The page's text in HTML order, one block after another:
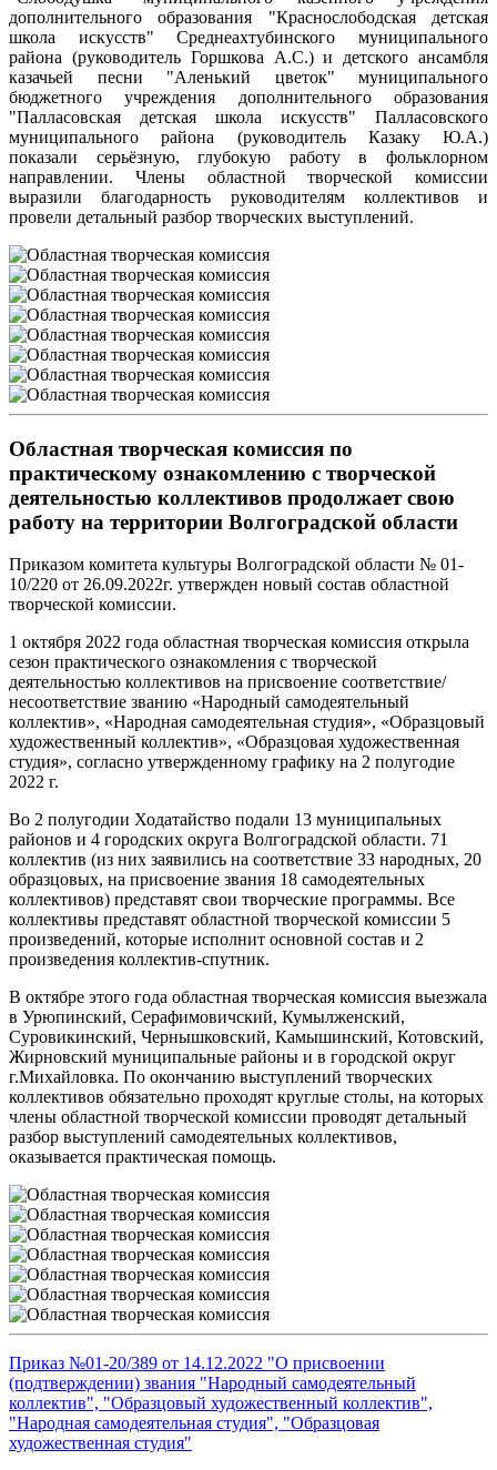
дополнительного образования "Краснослободская детская
школа искусств" Среднеахтубинского муниципального
района (руководитель Горшкова А.С.) и детского ансамбля
казачьей песни "Аленький цветок" муниципального
бюджетного учреждения дополнительного образования
"Палласовская детская школа искусств" Палласовского
муниципального района (руководитель Казаку Ю.А.)
показали серьёзную, глубокую работу в фольклорном
направлении. Члены областной творческой комиссии
выразили благодарность руководителям коллективов и
провели детальный разбор творческих выступлений.
Областная творческая комиссия по
практическому ознакомлению с творческой
деятельностью коллективов продолжает свою
работу на территории Волгоградской области
Приказом комитета культуры Волгоградской области № 01-
10/220 от 26.09.2022г. утвержден новый состав областной
творческой комиссии.
1 октября 2022 года областная творческая комиссия открыла
сезон практического ознакомления с творческой
деятельностью коллективов на присвоение соответствие/
несоответствие званию «Народный самодеятельный
коллектив», «Народная самодеятельная студия», «Образцовый
художественный коллектив», «Образцовая художественная
студия», согласно утвержденному графику на 2 полугодие
2022 г.
Во 2 полугодии Ходатайство подали 13 муниципальных
районов и 4 городских округа Волгоградской области. 71
коллектив (из них заявились на соответствие 33 народных, 20
образцовых, на присвоение звания 18 самодеятельных
коллективов) представят свои творческие программы. Все
коллективы представят областной творческой комиссии 5
произведений, которые исполнит основной состав и 2
произведения коллектив-спутник.
В октябре этого года областная творческая комиссия выезжала
в Урюпинский, Серафимовичский, Кумылженский,
Суровикинский, Чернышковский, Камышинский, Котовский,
Жирновский муниципальные районы и в городской округ
г.Михайловка. По окончанию выступлений творческих
коллективов обязательно проходят круглые столы, на которых
члены областной творческой комиссии проводят детальный
разбор выступлений самодеятельных коллективов,
оказывается практическая помощь.
Приказ №01-20/389 от 14.12.2022 "О присвоении
(подтверждении) звания "Народный самодеятельный
коллектив", "Образцовый художественный коллектив",
"Народная самодеятельная студия", "Образцовая
художественная студия"